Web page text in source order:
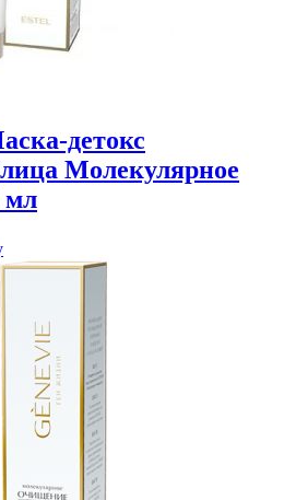
детокс
Молекулярное
мл